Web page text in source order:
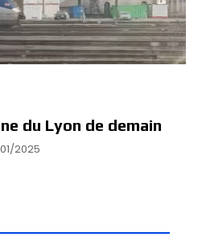
du Lyon de demain
2025